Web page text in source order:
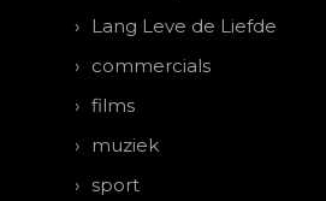
Lang Leve de Liefde
commercials
films
muziek
sport